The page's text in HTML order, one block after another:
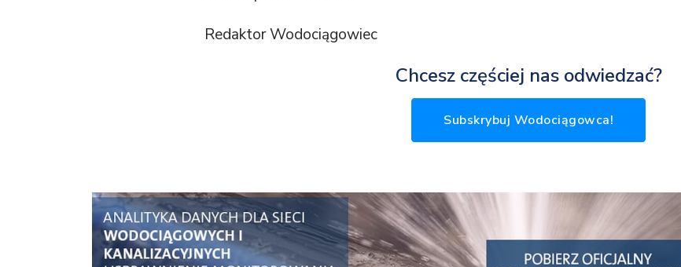
Redaktor Wodociągowiec
Chcesz częściej nas odwiedzać?
Subskrybuj Wodociągowca!